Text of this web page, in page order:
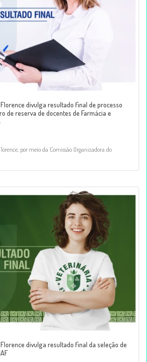
divulga resultado final de processo
de reserva de docentes de Farmácia e
por meio da Comissão Organizadora do
divulga resultado final da seleção de